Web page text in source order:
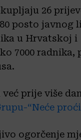
26
posto javnog
u Hrvatskoj i
7000 radnika,
prije više
“Neće
ogorčenje